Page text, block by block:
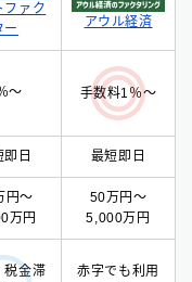
ファク
ー
アウル経済
〜 手数料1％〜
即日 最短即日
円〜
万円
50万円〜
5,000万円
税金滞
赤字でも利用